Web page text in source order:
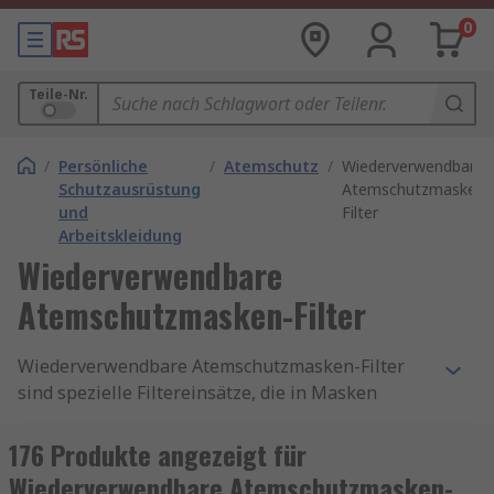
0
Teile-Nr.
/ Persönliche
Schutzausrüstung
und
Arbeitskleidung
/ Atemschutz / Wiederverwendbare
Atemschutzmasken-
Filter
Wiederverwendbare
Atemschutzmasken-Filter
Wiederverwendbare Atemschutzmasken-Filter
sind spezielle Filtereinsätze, die in Masken
Mikroorganismen aus der Atemluft zu filtern. Im
Gegensatz zu Einwegfiltern, die nach einmaliger
176 Produkte angezeigt für